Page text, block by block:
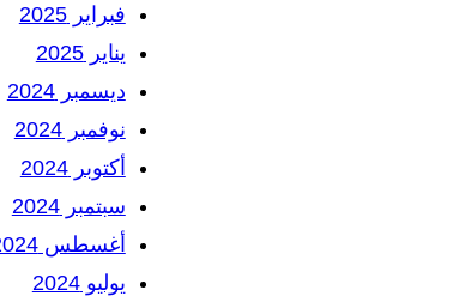
فبراير 2025
يناير 2025
ديسمبر 2024
نوفمبر 2024
أكتوبر 2024
سبتمبر 2024
أغسطس 2024
يوليو 2024